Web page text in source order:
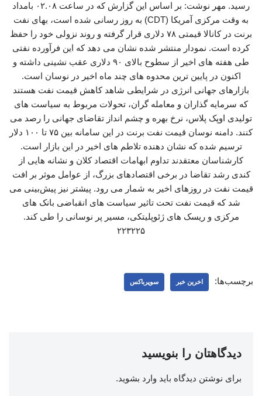
رسید. مهر نوشت: بر اساس این گزارش که در ساعت ۰۲.۰۸ بامداد
به وقت مرکزی آمریکا (CDT) به روز رسانی شده است، بهای نفت
برنت در کانالا قیمتی ۷۸ دلاری قرار گرفته و روند نزولی خود را حفظ
کرده است. نمودار منتشر شده نشان می دهد که این فرآورده نفتی
طی هفته های اخیر از سطوح بالای ۹۰ دلاری عقب نشینی داشته و
اکنون در پایین ترین محدوه های چند ماه اخیر در نوسان است.
بازارهای جهانی انرژی در شرایطی شاهد کاهش قیمت نفت هستند
که سرمایه گذاران و معامله گران، تحولات مربوط به سیاست های
تولیدی اوپک پلاس، نرخ بهره و چشم انداز تقاضای جهانی را رصد می
کنند. دامنه نوسان قیمت نفت برنت در این سامانه بین ۷۵ تا ۱۰۰ دلار
ترسیم شده که نشان دهنده تلاطم های اخیر در این بازار است.
کارشناسان معتقدند تداوم ابهامات اقتصاد کلان و نشانه هایی از
کندی رشد تقاضا در برخی اقتصادهای بزرگ، از عوامل موثر بر افت
قیمت نفت در روزهای اخیر به شمار می رود. پیشتر نیز پیش‌بینی می
شد که قیمت نفت تحت تاثیر سیاست های انقباضی بانک های
مرکزی و ریسک های ژئوپلیتکی، مسیر پر نوسانی را طی کند.
۲۲۳۲۲۵
برچسب‌ها: اخرین خبر سوپرباکس
دیدگاهتان را بنویسید
برای نوشتن دیدگاه باید وارد بشوید.